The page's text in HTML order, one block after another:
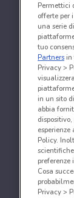
Permettici
offerte per
una serie
tuo
Partnersin
Privacy >
in un sito
abbia
Policy.
Cosa
Privacy >